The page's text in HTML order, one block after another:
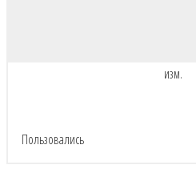
изм.
Пользовались